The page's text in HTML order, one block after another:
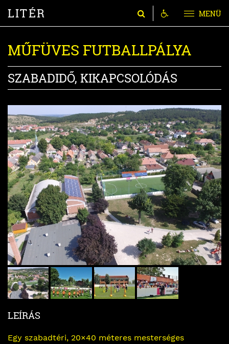
LITÉR MENÜ
MŰFÜVES FUTBALLPÁLYA
SZABADIDŐ, KIKAPCSOLÓDÁS
LEÍRÁS
Egy szabadtéri, 20×40 méteres mesterséges